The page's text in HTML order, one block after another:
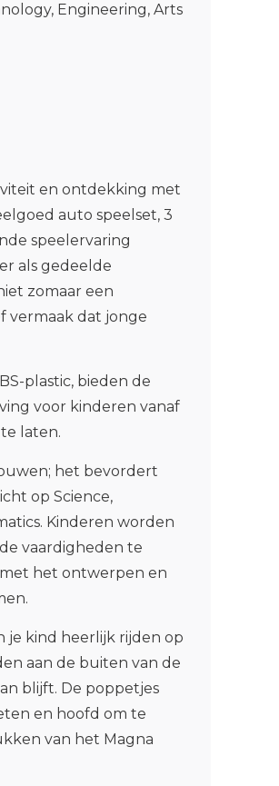
Engineering, Arts
en ontdekking met
auto speelset, 3
speelervaring
als gedeelde
zomaar een
vermaak dat jonge
plastic, bieden de
voor kinderen vanaf
laten.
het bevordert
op Science,
Kinderen worden
vaardigheden te
het ontwerpen en
je kind heerlijk rijden op
aan de buiten van de
blijft. De poppetjes
en hoofd om te
van het Magna